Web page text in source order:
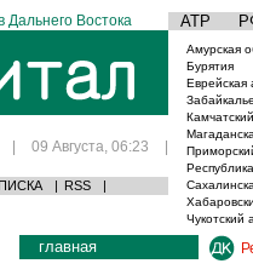
Дальнего Востока АТР
| 09 Августа, 06:23 |
| RSS |
Амурская
Бурятия
Еврейская
Чукотский
главная